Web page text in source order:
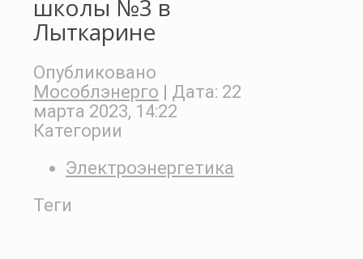
школы №3 в
Лыткарине
Опубликовано
Мособлэнерго | Дата: 22
марта 2023, 14:22
Категории
Электроэнергетика
Теги